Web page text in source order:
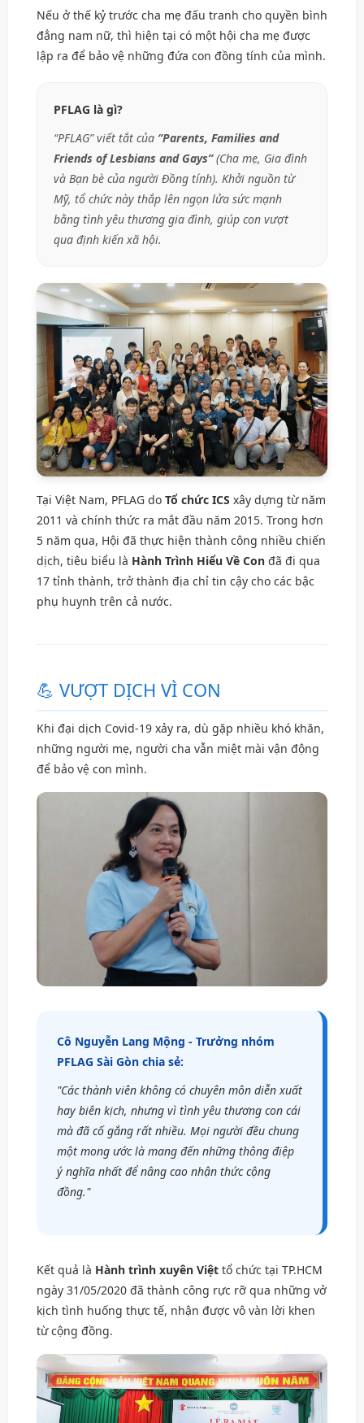
Nếu ở thế kỷ trước cha mẹ đấu tranh cho quyền bình
đẳng nam nữ, thì hiện tại có một hội cha mẹ được
lập ra để bảo vệ những đứa con đồng tính của mình.
PFLAG là gì?
“PFLAG” viết tắt của “Parents, Families and
Friends of Lesbians and Gays”(Cha mẹ, Gia đình
và Bạn bè của người Đồng tính). Khởi nguồn từ
Mỹ, tổ chức này thắp lên ngọn lửa sức mạnh
bằng tình yêu thương gia đình, giúp con vượt
qua định kiến xã hội.
Tại Việt Nam, PFLAG do Tổ chức ICS xây dựng từ năm
2011 và chính thức ra mắt đầu năm 2015. Trong hơn
5 năm qua, Hội đã thực hiện thành công nhiều chiến
dịch, tiêu biểu là Hành Trình Hiểu Về Con đã đi qua
17 tỉnh thành, trở thành địa chỉ tin cậy cho các bậc
phụ huynh trên cả nước.
💪 VƯỢT DỊCH VÌ CON
Khi đại dịch Covid-19 xảy ra, dù gặp nhiều khó khăn,
những người mẹ, người cha vẫn miệt mài vận động
để bảo vệ con mình.
Cô Nguyễn Lang Mộng - Trưởng nhóm
PFLAG Sài Gòn chia sẻ:
"Các thành viên không có chuyên môn diễn xuất
hay biên kịch, nhưng vì tình yêu thương con cái
mà đã cố gắng rất nhiều. Mọi người đều chung
một mong ước là mang đến những thông điệp
ý nghĩa nhất để nâng cao nhận thức cộng
đồng."
Kết quả là Hành trình xuyên Việt tổ chức tại TP.HCM
ngày 31/05/2020 đã thành công rực rỡ qua những vở
kịch tình huống thực tế, nhận được vô vàn lời khen
từ cộng đồng.